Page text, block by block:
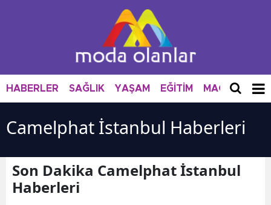
HABERLER SAĞLIK YAŞAM EĞİTİM MAGAZİN
Camelphat İstanbul Haberleri
Son Dakika Camelphat İstanbul
Haberleri